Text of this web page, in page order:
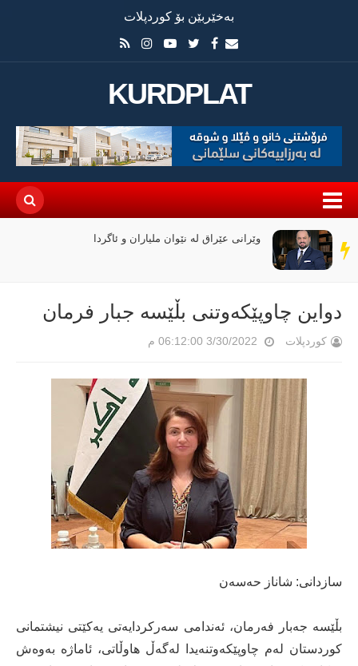
بەخێربێن بۆ کوردپلات
KURDPLAT
سەر
دێڕ
وێرانی عێراق لە نێوان ملیاران و ئاگردا
دواین چاوپێكەوتنی بڵێسە جبار فرمان
کوردپلات 3/30/2022 06:12:00 م
سازدانی: شاناز حەسەن
بڵێسە جەبار فەرمان، ئەندامی سەركردایەتی یەكێتی نیشتمانی
كوردستان لەم چاوپێكەوتنەیدا لەگەڵ هاوڵاتى، ئاماژە بەوەش